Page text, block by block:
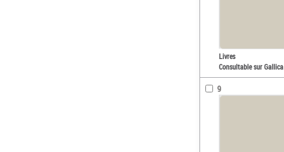
Livres
Consultable sur Gallica
9